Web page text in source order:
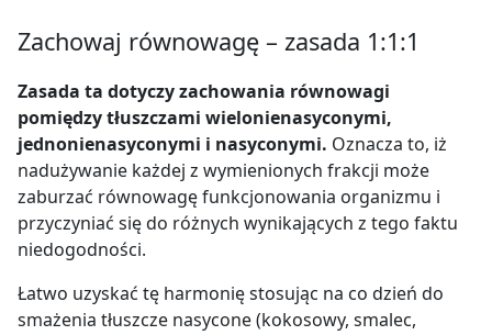
Zachowaj równowagę – zasada 1:1:1
Zasada ta dotyczy zachowania równowagi
pomiędzy tłuszczami wielonienasyconymi,
jednonienasyconymi i nasyconymi. Oznacza to, iż
nadużywanie każdej z wymienionych frakcji może
zaburzać równowagę funkcjonowania organizmu i
przyczyniać się do różnych wynikających z tego faktu
niedogodności.
Łatwo uzyskać tę harmonię stosując na co dzień do
smażenia tłuszcze nasycone (kokosowy, smalec,